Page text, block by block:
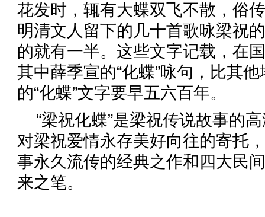
花发时，辄有大蝶双飞不散，俗
明清文人留下的几十首歌咏梁祝
的就有一半。这些文字记载，在
其中薛季宣的“化蝶”咏句，比其
的“化蝶”文字要早五六百年。
“梁祝化蝶”是梁祝传说故事的
对梁祝爱情永存美好向往的寄托
事永久流传的经典之作和四大民
来之笔。